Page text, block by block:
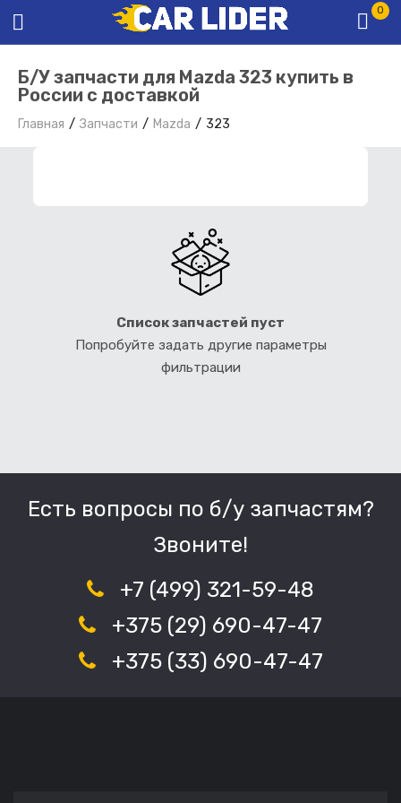
0
Б/У запчасти для Mazda 323 купить в
России с доставкой
Главная Запчасти Mazda 323
Список запчастей пуст
Попробуйте задать другие параметры
фильтрации
Есть вопросы по б/у запчастям?
Звоните!
+7 (499) 321-59-48
+375 (29) 690-47-47
+375 (33) 690-47-47